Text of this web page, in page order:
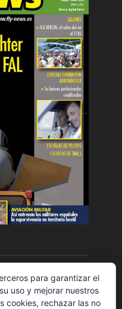
para garantizar el
uso y mejorar nuestros
cookies, rechazar las no